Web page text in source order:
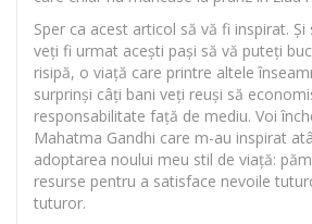
Sper ca acest articol să vă fi inspirat.
veți fi urmat acești pași să vă puteți
risipă, o viață care printre altele
surprinși câți bani veți reuși să
responsabilitate față de mediu. Voi
Mahatma Gandhi care m-au inspirat
adoptarea noului meu stil de viață:
resurse pentru a satisface nevoile
tuturor.